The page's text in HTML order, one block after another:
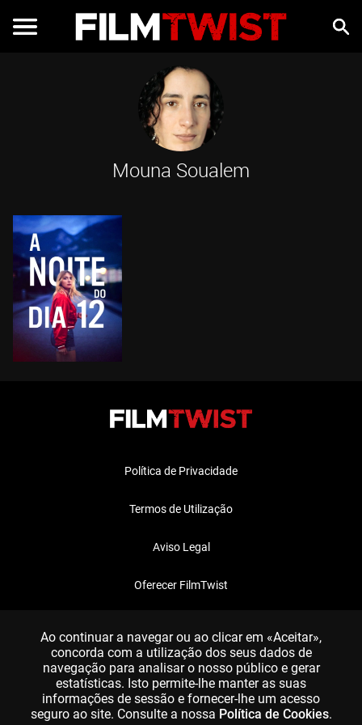
Mouna Soualem
Política de Privacidade
Termos de Utilização
Aviso Legal
Oferecer FilmTwist
Ao continuar a navegar ou ao clicar em «Aceitar»,
concorda com a utilização dos seus dados de
navegação para analisar o nosso público e gerar
estatísticas. Isto permite-lhe manter as suas
informações de sessão e fornecer-lhe um acesso
seguro ao site. Consulte a nossa Política de Cookies.